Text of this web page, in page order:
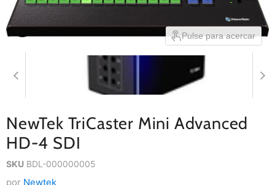
Pulse para acercar
NewTek TriCaster Mini Advanced
HD-4 SDI
SKU BDL-000000005
por Newtek